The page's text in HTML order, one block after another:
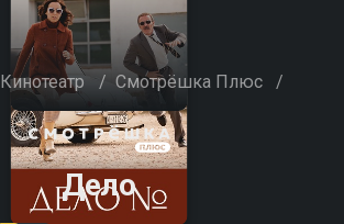
Кинотеатр / Смотрёшка Плюс /
Дело